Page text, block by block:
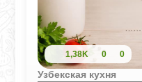
1,38K 0 0
Узбекская кухня